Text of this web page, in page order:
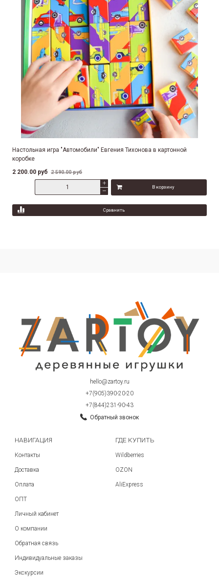
Настольная игра "Автомобили" Евгения Тихонова в картонной
коробке
2 200.00 руб 2 590.00 руб
В корзину
Сравнить
hello@zartoy.ru
+7(905)390-20-20
+7(844)231-90-43
Обратный звонок
НАВИГАЦИЯ
Контакты
Доставка
Оплата
ОПТ
Личный кабинет
О компании
Обратная связь
Индивидуальные заказы
Экскурсии
ГДЕ КУПИТЬ
Wildberries
OZON
AliExpress